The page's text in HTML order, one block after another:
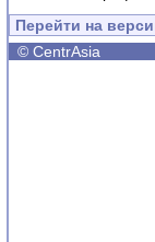
Перейти на
© CentrAsia